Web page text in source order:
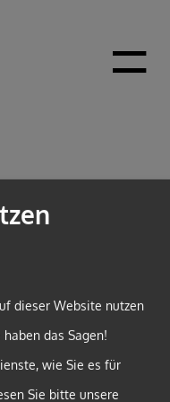
dieser Website nutzen
das Sagen!
wie Sie es für
Sie bitte unsere